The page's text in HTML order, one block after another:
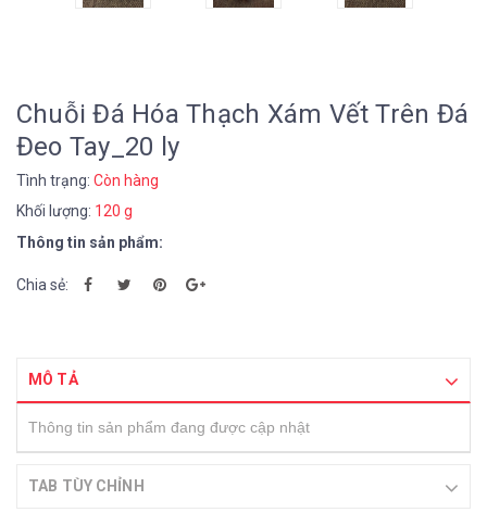
Chuỗi Đá Hóa Thạch Xám Vết Trên Đá
Đeo Tay_20 ly
Tình trạng: Còn hàng
Khối lượng: 120 g
Thông tin sản phẩm:
Chia sẻ:
MÔ TẢ
Thông tin sản phẩm đang được cập nhật
TAB TÙY CHỈNH